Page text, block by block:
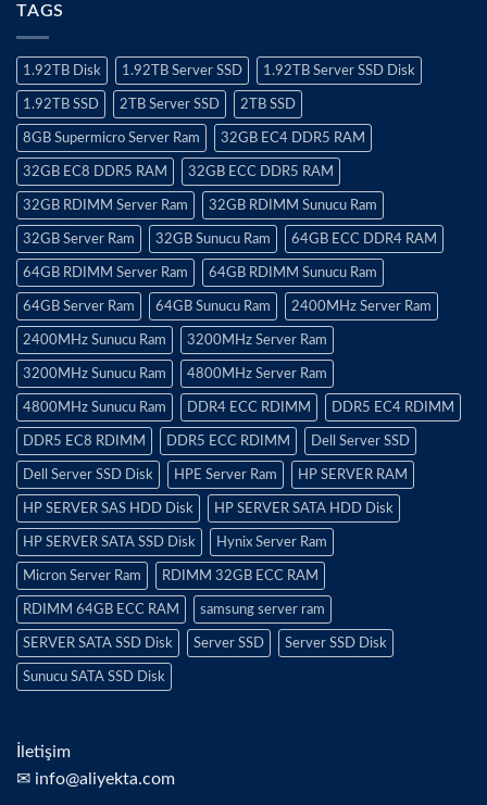
TAGS
1.92TB Disk 1.92TB Server SSD 1.92TB Server SSD Disk
1.92TB SSD 2TB Server SSD 2TB SSD
8GB Supermicro Server Ram 32GB EC4 DDR5 RAM
32GB EC8 DDR5 RAM 32GB ECC DDR5 RAM
32GB RDIMM Server Ram 32GB RDIMM Sunucu Ram
32GB Server Ram 32GB Sunucu Ram 64GB ECC DDR4 RAM
64GB RDIMM Server Ram 64GB RDIMM Sunucu Ram
64GB Server Ram 64GB Sunucu Ram 2400MHz Server Ram
2400MHz Sunucu Ram 3200MHz Server Ram
3200MHz Sunucu Ram 4800MHz Server Ram
4800MHz Sunucu Ram DDR4 ECC RDIMM DDR5 EC4 RDIMM
DDR5 EC8 RDIMM DDR5 ECC RDIMM Dell Server SSD
Dell Server SSD Disk HPE Server Ram HP SERVER RAM
HP SERVER SAS HDD Disk HP SERVER SATA HDD Disk
HP SERVER SATA SSD Disk Hynix Server Ram
Micron Server Ram RDIMM 32GB ECC RAM
RDIMM 64GB ECC RAM samsung server ram
SERVER SATA SSD Disk Server SSD Server SSD Disk
Sunucu SATA SSD Disk
İletişim
✉ info@aliyekta.com